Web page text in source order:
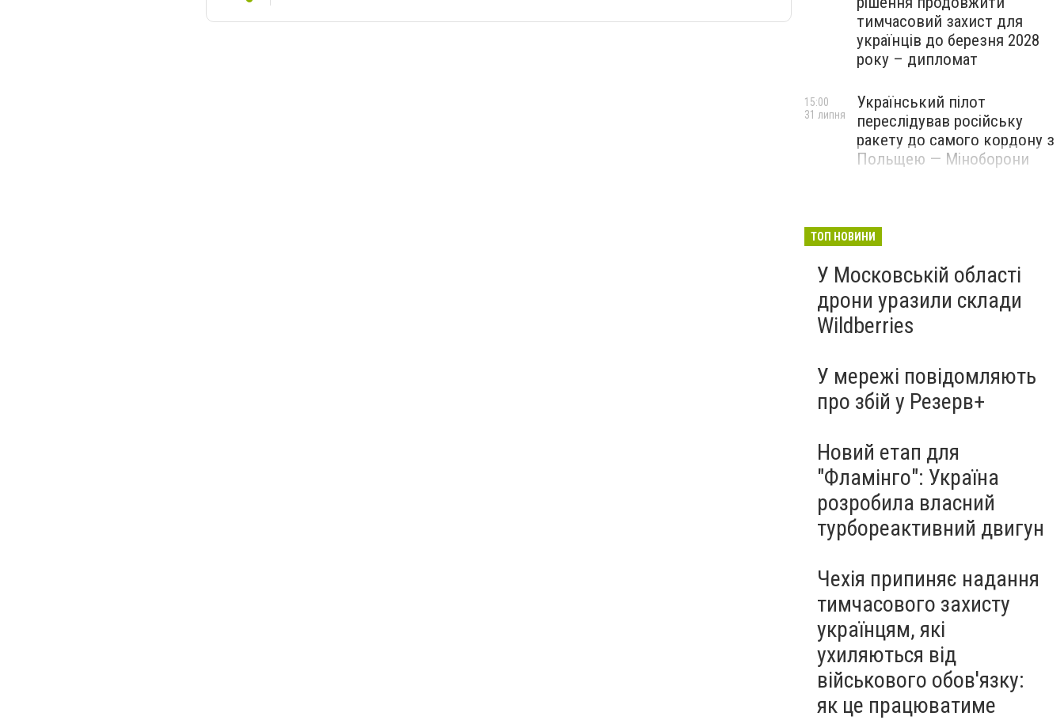
тимчасовий захист для
українців до березня 2028
року – дипломат
Український пілот
переслідував російську
ракету до самого кордону з
Польщею — Міноборони
15:00
31 липня
ТОП НОВИНИ
У Московській області
дрони уразили склади
Wildberries
У мережі повідомляють
про збій у Резерв+
Новий етап для
"Фламінго": Україна
розробила власний
турбореактивний двигун
Чехія припиняє надання
тимчасового захисту
українцям, які
ухиляються від
військового обов'язку:
як це працюватиме